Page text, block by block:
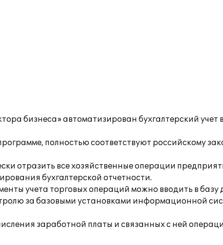
бизнеса» автоматизирован бухгалтерский
полностью соответствуют российскому
отразить все хозяйственные операции
бухгалтерской отчетности.
учета торговых операций можно вводить в
за базовыми установками информационной
заработной платы и связанных с ней